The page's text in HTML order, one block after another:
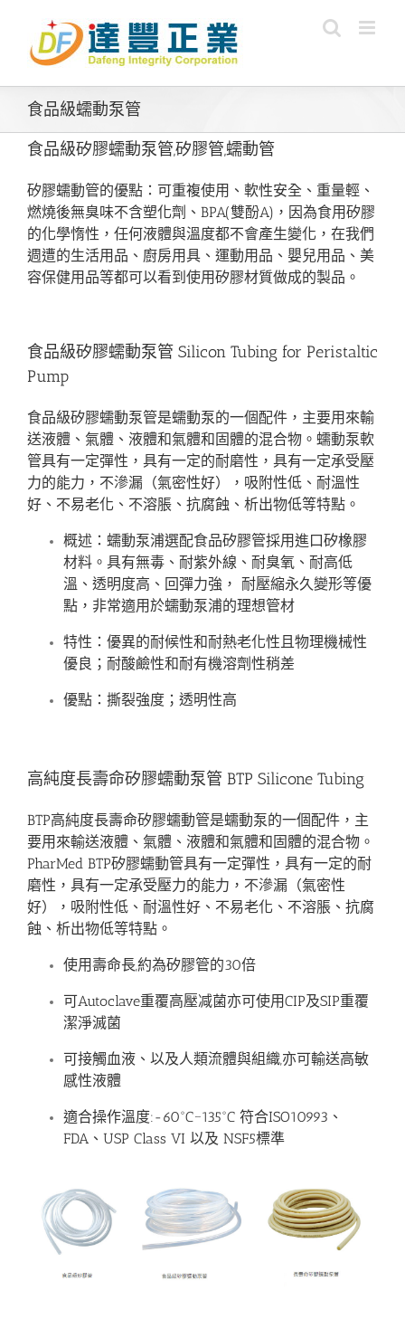
content
食品級蠕動泵管
食品級矽膠蠕動泵管,矽膠管,蠕動管
矽膠蠕動管的優點：可重複使用、軟性安全、重量輕、
燃燒後無臭味不含塑化劑、BPA(雙酚A)，因為食用矽膠
的化學惰性，任何液體與溫度都不會產生變化，在我們
週遭的生活用品、廚房用具、運動用品、嬰兒用品、美
容保健用品等都可以看到使用矽膠材質做成的製品。
食品級矽膠蠕動泵管 Silicon Tubing for Peristaltic
Pump
食品級矽膠蠕動泵管是蠕動泵的一個配件，主要用來輸
送液體、氣體、液體和氣體和固體的混合物。蠕動泵軟
管具有一定彈性，具有一定的耐磨性，具有一定承受壓
力的能力，不滲漏（氣密性好），吸附性低、耐溫性
好、不易老化、不溶脹、抗腐蝕、析出物低等特點。
概述：蠕動泵浦選配食品矽膠管採用進口矽橡膠
材料。具有無毒、耐紫外線、耐臭氧、耐高低
溫、透明度高、回彈力強， 耐壓縮永久變形等優
點，非常適用於蠕動泵浦的理想管材
特性：優異的耐候性和耐熱老化性且物理機械性
優良；耐酸鹼性和耐有機溶劑性稍差
優點：撕裂強度；透明性高
高純度長壽命矽膠蠕動泵管 BTP Silicone Tubing
BTP高純度長壽命矽膠蠕動管是蠕動泵的一個配件，主
要用來輸送液體、氣體、液體和氣體和固體的混合物。
PharMed BTP矽膠蠕動管具有一定彈性，具有一定的耐
磨性，具有一定承受壓力的能力，不滲漏（氣密性
好），吸附性低、耐溫性好、不易老化、不溶脹、抗腐
蝕、析出物低等特點。
使用壽命長,約為矽膠管的30倍
可Autoclave重覆高壓减菌亦可使用CIP及SIP重覆
潔淨滅菌
可接觸血液、以及人類流體與組織,亦可輸送高敏
感性液體
適合操作溫度:-60°C~135°C 符合ISO10993、
FDA、USP Class VI 以及 NSF5標準